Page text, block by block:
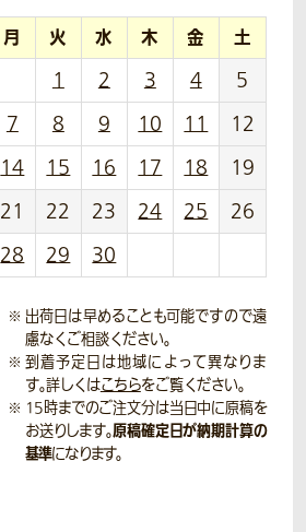
月 火 水 木 金 土
1 2 3 4
5
7 8 9 10 11
12
14 15 16 17 18
19
21 22 23 24 25
26
28 29 30
出荷日は早めることも可能ですので遠
慮なくご相談ください。
到着予定日は地域によって異なりま
す。詳しくはこちらをご覧ください。
15時までのご注文分は当日中に原稿を
お送りします。原稿確定日が納期計算の
基準になります。